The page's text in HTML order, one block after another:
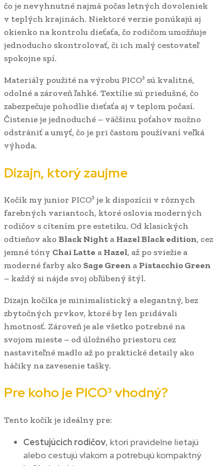
čo je nevyhnutné najmä počas letných dovoleniek
v teplých krajinách. Niektoré verzie ponúkajú aj
okienko na kontrolu dieťaťa, čo rodičom umožňuje
jednoducho skontrolovať, či ich malý cestovateľ
spokojne spí.
Materiály použité na výrobu PICO³ sú kvalitné,
odolné a zároveň ľahké. Textílie sú priedušné, čo
zabezpečuje pohodlie dieťaťa aj v teplom počasí.
Čistenie je jednoduché – väčšinu poťahov možno
odstrániť a umyť, čo je pri častom používaní veľká
výhoda.
Dizajn, ktorý zaujme
Kočík my junior PICO³ je k dispozícii v rôznych
farebných variantoch, ktoré oslovia moderných
rodičov s cítením pre estetiku. Od klasických
odtieňov ako Black Night a Hazel Black edition, cez
jemné tóny Chai Latte a Hazel, až po sviežie a
moderné farby ako Sage Green a Pistacchio Green
– každý si nájde svoj obľúbený štýl.
Dizajn kočíka je minimalistický a elegantný, bez
zbytočných prvkov, ktoré by len pridávali
hmotnosť. Zároveň je ale všetko potrebné na
svojom mieste – od úložného priestoru cez
nastaviteľné madlo až po praktické detaily ako
háčiky na zavesenie tašky.
Pre koho je PICO³ vhodný?
Tento kočík je ideálny pre:
Cestujúcich rodičov, ktorí pravidelne lietajú
alebo cestujú vlakom a potrebujú kompaktný